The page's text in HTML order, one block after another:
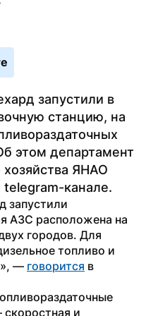
запустили в
станцию, на
этом департамент
ЯНАО
канале.
запустили
АЗС расположена на
городов. Для
топливо и
— говорится в
и